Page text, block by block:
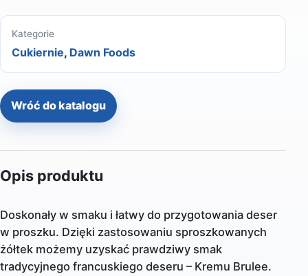
Kategorie
Cukiernie, Dawn Foods
Wróć do katalogu
Opis produktu
Doskonały w smaku i łatwy do przygotowania deser
w proszku. Dzięki zastosowaniu sproszkowanych
żółtek możemy uzyskać prawdziwy smak
tradycyjnego francuskiego deseru – Kremu Brulee.